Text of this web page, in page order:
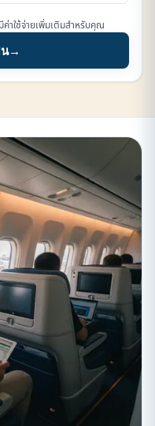
าใช้จ่ายเพิ่มเติมสำหรับคุณ
→